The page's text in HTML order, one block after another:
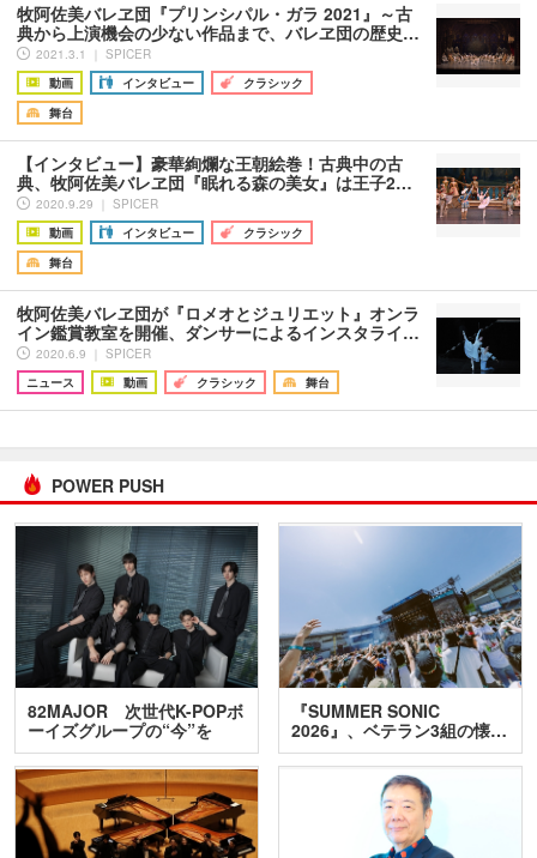
牧阿佐美バレヱ団『プリンシパル・ガラ 2021』～古
典から上演機会の少ない作品まで、バレヱ団の歴史…
2021.3.1 ｜ SPICER
動画
インタビュー
クラシック
舞台
【インタビュー】豪華絢爛な王朝絵巻！古典中の古
典、牧阿佐美バレヱ団『眠れる森の美女』は王子2…
2020.9.29 ｜ SPICER
動画
インタビュー
クラシック
舞台
牧阿佐美バレヱ団が『ロメオとジュリエット』オンラ
イン鑑賞教室を開催、ダンサーによるインスタライ…
2020.6.9 ｜ SPICER
ニュース
動画 クラシック 舞台
POWER PUSH
82MAJOR 次世代K-POPボ
ーイズグループの“今”を
訊…
『SUMMER SONIC
2026』、ベテラン3組の懐…